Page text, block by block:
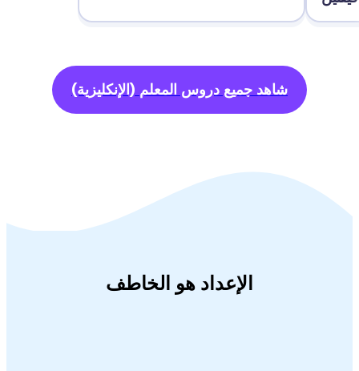
شاهد جميع دروس المعلم (الإنكليزية)
الإعداد هو الخاطف